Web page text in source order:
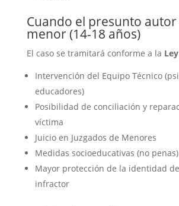
Cuando el presunto autor
menor (14-18 años)
El caso se tramitará conforme a la
Intervención del Equipo Técnico
educadores)
Posibilidad de conciliación y
víctima
Juicio en Juzgados de Menores
Medidas socioeducativas (no penas)
Mayor protección de la identidad
infractor